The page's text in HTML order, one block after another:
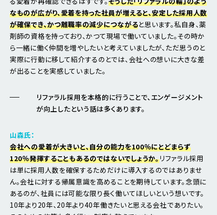
なものが広がり、愛着を持った社員が増えると、安定した採用人数
が確保でき、かつ離職率の減少につながると思います。私自身、薬
剤師の資格を持っており、かつて現場で働いていました。その時か
ら一緒に働く仲間を増やしたいと考えていましたが、ただ思うのと
実際に行動に移して紹介するのとでは、会社への想いに大きな差
が出ることを実感していました。
リファラル採用を本格的に行うことで、エンゲージメント
が向上したという話は多くあります。
山森氏：
会社への愛着が大きいと、自分の能力を100％にとどまらず
120％発揮することもあるのではないでしょうか。リファラル採用
は単に採用人数を確保するためだけに導入するのではありませ
ん。会社に対する帰属意識を高めることを期待しています。念頭に
あるのが、社員には可能な限り長く働いてほしいという想いです。
10年より20年、20年より40年働きたいと思える会社でありたい。